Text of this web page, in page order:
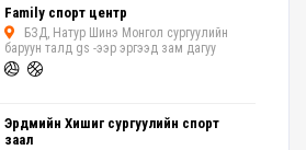
Family спорт центр
БЗД, Натур Шинэ Монгол сургуулийн
баруун талд gs -ээр эргээд зам дагуу
Эрдмийн Хишиг сургуулийн спорт
заал